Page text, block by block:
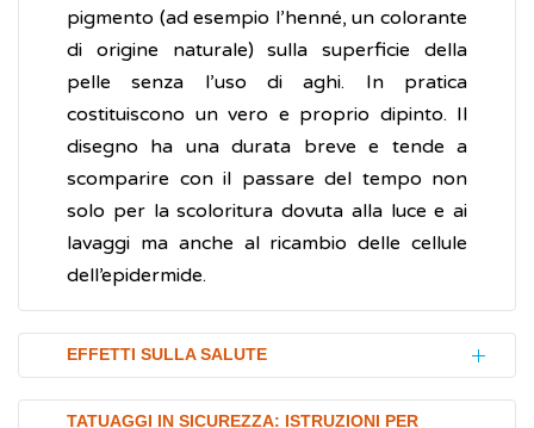
pigmento (ad esempio l’henné, un colorante
di origine naturale) sulla superficie della
pelle senza l’uso di aghi. In pratica
costituiscono un vero e proprio dipinto. Il
disegno ha una durata breve e tende a
scomparire con il passare del tempo non
solo per la scoloritura dovuta alla luce e ai
lavaggi ma anche al ricambio delle cellule
dell’epidermide.
EFFETTI SULLA SALUTE
Il tatuaggio è una procedura che non
TATUAGGI IN SICUREZZA: ISTRUZIONI PER